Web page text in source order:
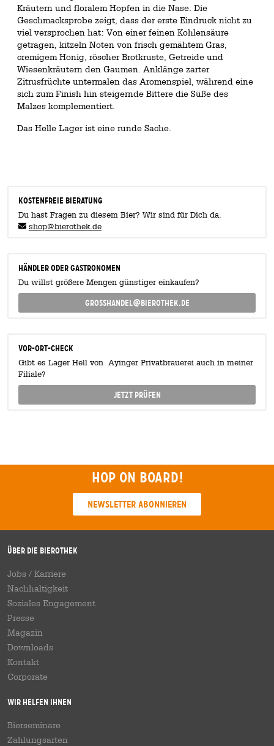
Kräutern und floralem Hopfen in die Nase. Die
Geschmacksprobe zeigt, dass der erste Eindruck nicht zu
viel versprochen hat: Von einer feinen Kohlensäure
getragen, kitzeln Noten von frisch gemähtem Gras,
cremigem Honig, röscher Brotkruste, Getreide und
Wiesenkräutern den Gaumen. Anklänge zarter
Zitrusfrüchte untermalen das Aromenspiel, während eine
sich zum Finish hin steigernde Bittere die Süße des
Malzes komplementiert.
Das Helle Lager ist eine runde Sache.
KOSTENFREIE BIERATUNG
Du hast Fragen zu diesem Bier? Wir sind für Dich da.
shop@bierothek.de
Händler oder Gastronomen
Du willst größere Mengen günstiger einkaufen?
grosshandel@bierothek.de
Vor-Ort-Check
Gibt es Lager Hell von Ayinger Privatbrauerei auch in meiner
Filiale?
Jetzt prüfen
Hop on board!
Newsletter abonnieren
Über die Bierothek
Jobs / Karriere
Nachhaltigkeit
Soziales Engagement
Presse
Magazin
Downloads
Kontakt
Corporate
Wir helfen Ihnen
Bierseminare
Zahlungsarten